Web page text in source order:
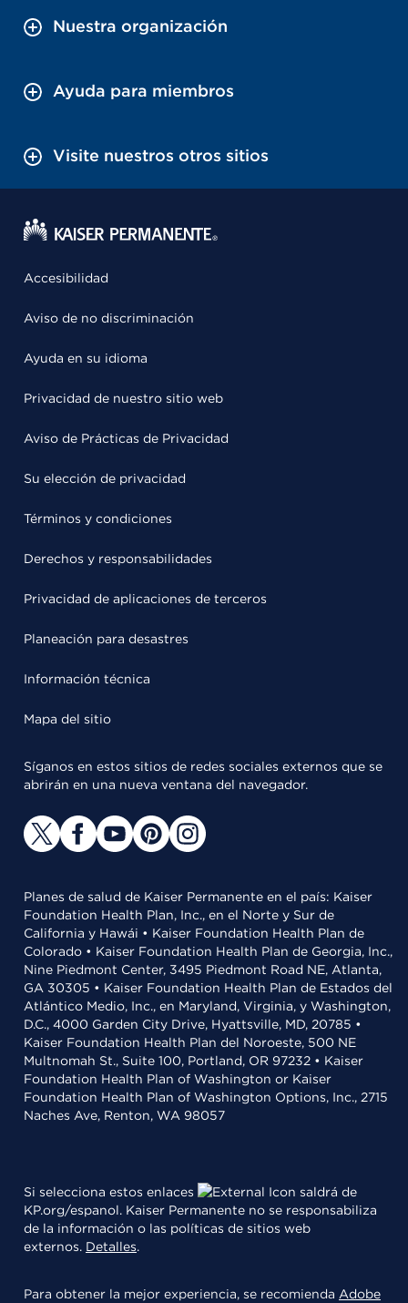
Nuestra organización
Ayuda para miembros
Visite nuestros otros sitios
Accesibilidad
Aviso de no discriminación
Ayuda en su idioma
Privacidad de nuestro sitio web
Aviso de Prácticas de Privacidad
Su elección de privacidad
Términos y condiciones
Derechos y responsabilidades
Privacidad de aplicaciones de terceros
Planeación para desastres
Información técnica
Mapa del sitio
Síganos en estos sitios de redes sociales externos que se
abrirán en una nueva ventana del navegador.
Planes de salud de Kaiser Permanente en el país: Kaiser
Foundation Health Plan, Inc., en el Norte y Sur de
California y Hawái • Kaiser Foundation Health Plan de
Colorado • Kaiser Foundation Health Plan de Georgia, Inc.,
Nine Piedmont Center, 3495 Piedmont Road NE, Atlanta,
GA 30305 • Kaiser Foundation Health Plan de Estados del
Atlántico Medio, Inc., en Maryland, Virginia, y Washington,
D.C., 4000 Garden City Drive, Hyattsville, MD, 20785 •
Kaiser Foundation Health Plan del Noroeste, 500 NE
Multnomah St., Suite 100, Portland, OR 97232 • Kaiser
Foundation Health Plan of Washington or Kaiser
Foundation Health Plan of Washington Options, Inc., 2715
Naches Ave, Renton, WA 98057
Si selecciona estos enlaces
saldrá de
KP.org/espanol. Kaiser Permanente no se responsabiliza
de la información o las políticas de sitios web
externos. Detalles.
Para obtener la mejor experiencia, se recomienda Adobe